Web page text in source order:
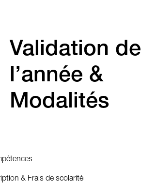
Validation de
l’année &
Modalités
& Frais de scolarité